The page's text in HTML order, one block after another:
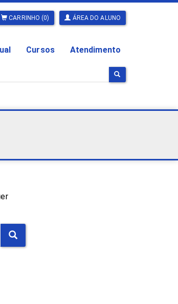
ÁREA DO ALUNO
CARRINHO (0)
Cursos Atendimento